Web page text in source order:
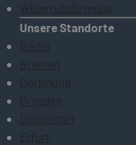
Widerrufsformular
Unsere Standorte
Berlin
Bremen
Dortmund
Dresden
Düsseldorf
Erfurt